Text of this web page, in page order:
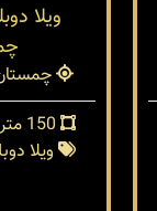
ویلا